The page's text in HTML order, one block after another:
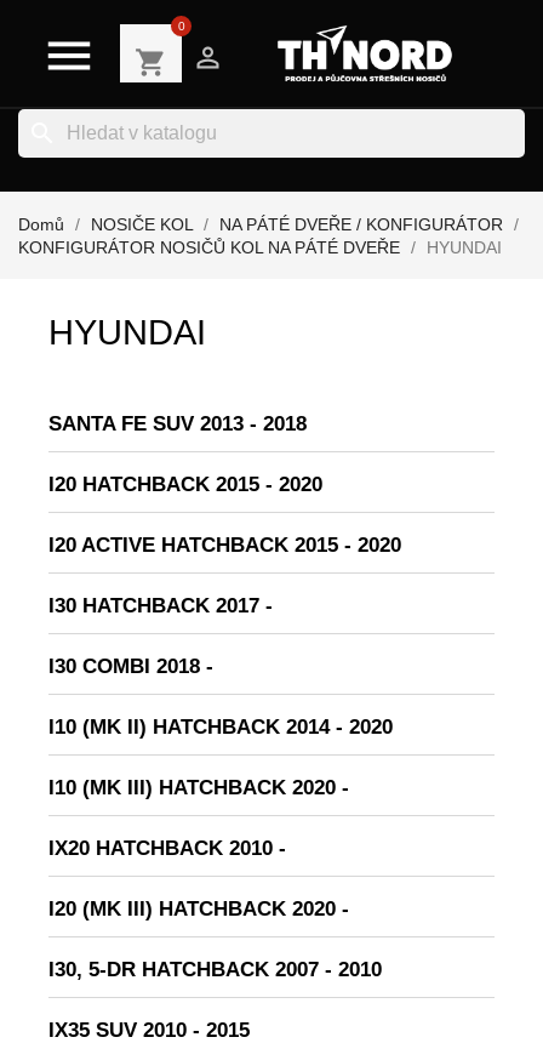
 shopping_cart
0

Domů NOSIČE KOL
NA PÁTÉ DVEŘE / KONFIGURÁTOR
KONFIGURÁTOR NOSIČŮ KOL NA PÁTÉ DVEŘE
HYUNDAI
HYUNDAI
SANTA FE SUV 2013 - 2018
I20 HATCHBACK 2015 - 2020
I20 ACTIVE HATCHBACK 2015 - 2020
I30 HATCHBACK 2017 -
I30 COMBI 2018 -
I10 (MK II) HATCHBACK 2014 - 2020
I10 (MK III) HATCHBACK 2020 -
IX20 HATCHBACK 2010 -
I20 (MK III) HATCHBACK 2020 -
I30, 5-DR HATCHBACK 2007 - 2010
IX35 SUV 2010 - 2015